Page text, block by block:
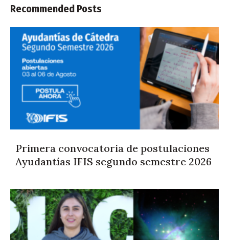
Recommended Posts
Primera convocatoria de postulaciones
Ayudantías IFIS segundo semestre 2026